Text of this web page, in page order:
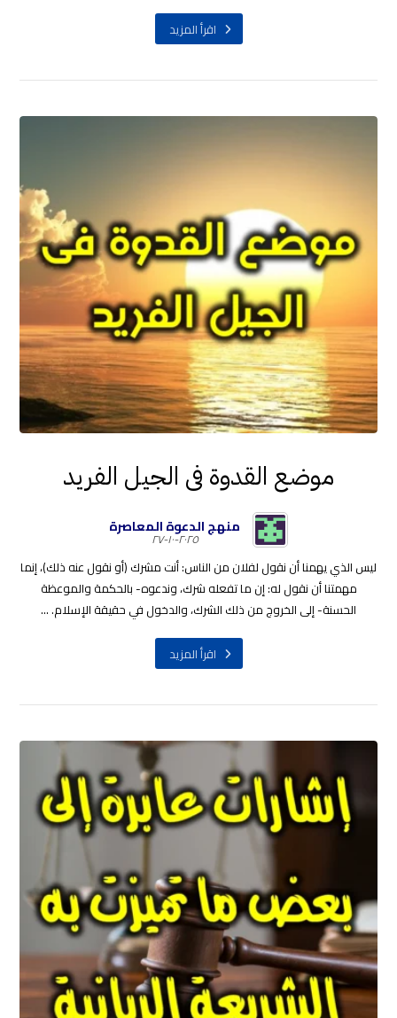
اقرأ المزيد
موضع القدوة فى الجيل الفريد
منهج الدعوة المعاصرة
٢٠٢٥-١٠-٢٧
ليس الذي يهمنا أن نقول لفلان من الناس: أنت مشرك (أو نقول عنه ذلك)، إنما
مهمتنا أن نقول له: إن ما تفعله شرك، وندعوه- بالحكمة والموعظة
الحسنة- إلى الخروج من ذلك الشرك، والدخول في حقيقة الإسلام. ...
اقرأ المزيد